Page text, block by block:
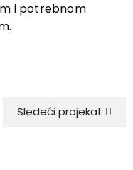
i potrebnom
Sledeći projekat